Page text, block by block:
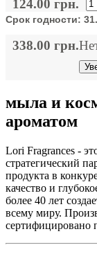
124.00 грн.
Срок годности:
338.00 грн.
мыла и
ароматом
Lori Fragrances -
стратегический
продукта в
качество и
более 40 лет
всему миру.
сертифицировано